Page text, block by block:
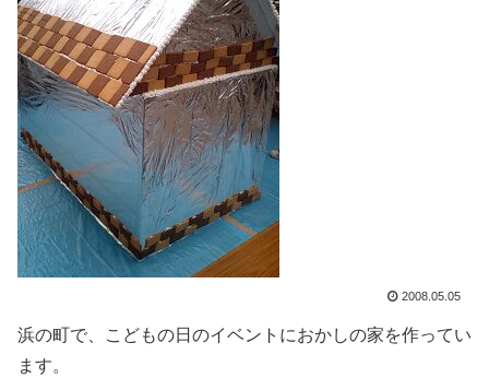
2008.05.05
浜の町で、こどもの日のイベントにおかしの家を作ってい
ます。